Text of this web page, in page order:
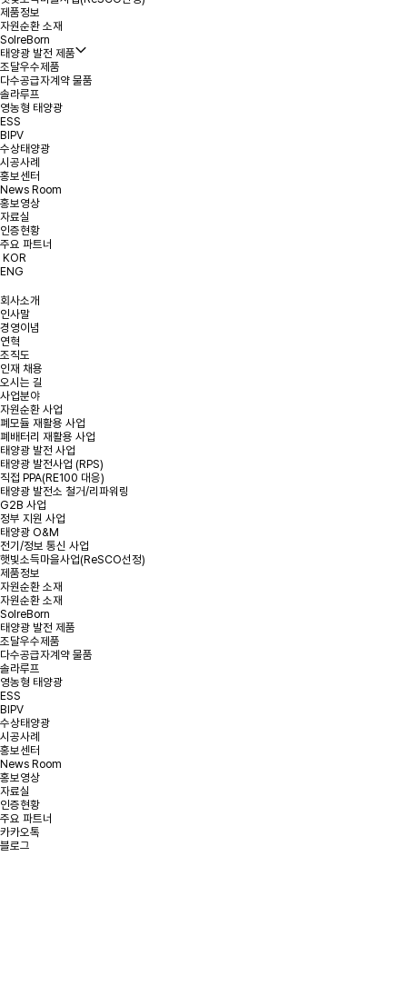
제품정보
자원순환 소재
SolreBorn
태양광 발전 제품
조달우수제품
다수공급자계약 물품
솔라루프
영농형 태양광
ESS
BIPV
수상태양광
시공사례
홍보센터
News Room
홍보영상
자료실
인증현황
주요 파트너
KOR
ENG
회사소개
인사말
경영이념
연혁
조직도
인재 채용
오시는 길
사업분야
자원순환 사업
폐모듈 재활용 사업
폐배터리 재활용 사업
태양광 발전 사업
태양광 발전사업 (RPS)
직접 PPA(RE100 대응)
태양광 발전소 철거/리파워링
G2B 사업
정부 지원 사업
태양광 O&M
전기/정보 통신 사업
햇빛소득마을사업(ReSCO선정)
제품정보
자원순환 소재
자원순환 소재
SolreBorn
태양광 발전 제품
조달우수제품
다수공급자계약 물품
솔라루프
영농형 태양광
ESS
BIPV
수상태양광
시공사례
홍보센터
News Room
홍보영상
자료실
인증현황
주요 파트너
카카오톡
블로그
문의내용
첨부파일